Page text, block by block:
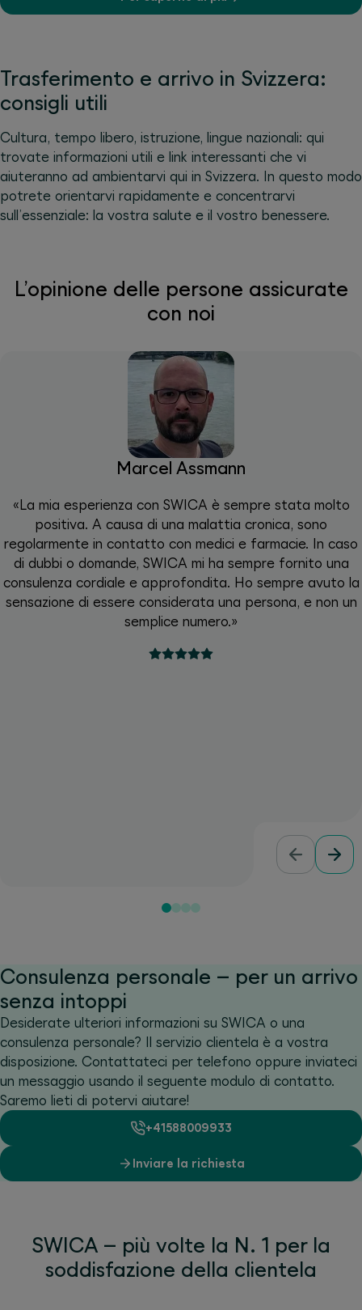
Trasferimento e arrivo in Svizzera:
consigli utili
Cultura, tempo libero, istruzione, lingue nazionali: qui
trovate informazioni utili e link interessanti che vi
aiuteranno ad ambientarvi qui in Svizzera. In questo modo
potrete orientarvi rapidamente e concentrarvi
sull’essenziale: la vostra salute e il vostro benessere.
L’opinione delle persone assicurate
con noi
Marcel Assmann
«La mia esperienza con SWICA è sempre stata molto
positiva. A causa di una malattia cronica, sono
regolarmente in contatto con medici e farmacie. In caso
di dubbi o domande, SWICA mi ha sempre fornito una
consulenza cordiale e approfondita. Ho sempre avuto la
sensazione di essere considerata una persona, e non un
semplice numero.»
Consulenza personale – per un arrivo
senza intoppi
Desiderate ulteriori informazioni su SWICA o una
consulenza personale? Il servizio clientela è a vostra
disposizione. Contattateci per telefono oppure inviateci
un messaggio usando il seguente modulo di contatto.
Saremo lieti di potervi aiutare!
+41588009933
Inviare la richiesta
SWICA – più volte la N. 1 per la
soddisfazione della clientela